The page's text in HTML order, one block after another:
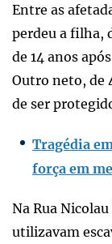
Entre as
perdeu a filha,
de 14 anos
Outro neto, de
de ser
Tragédia
força em
Na Rua
utilizavam